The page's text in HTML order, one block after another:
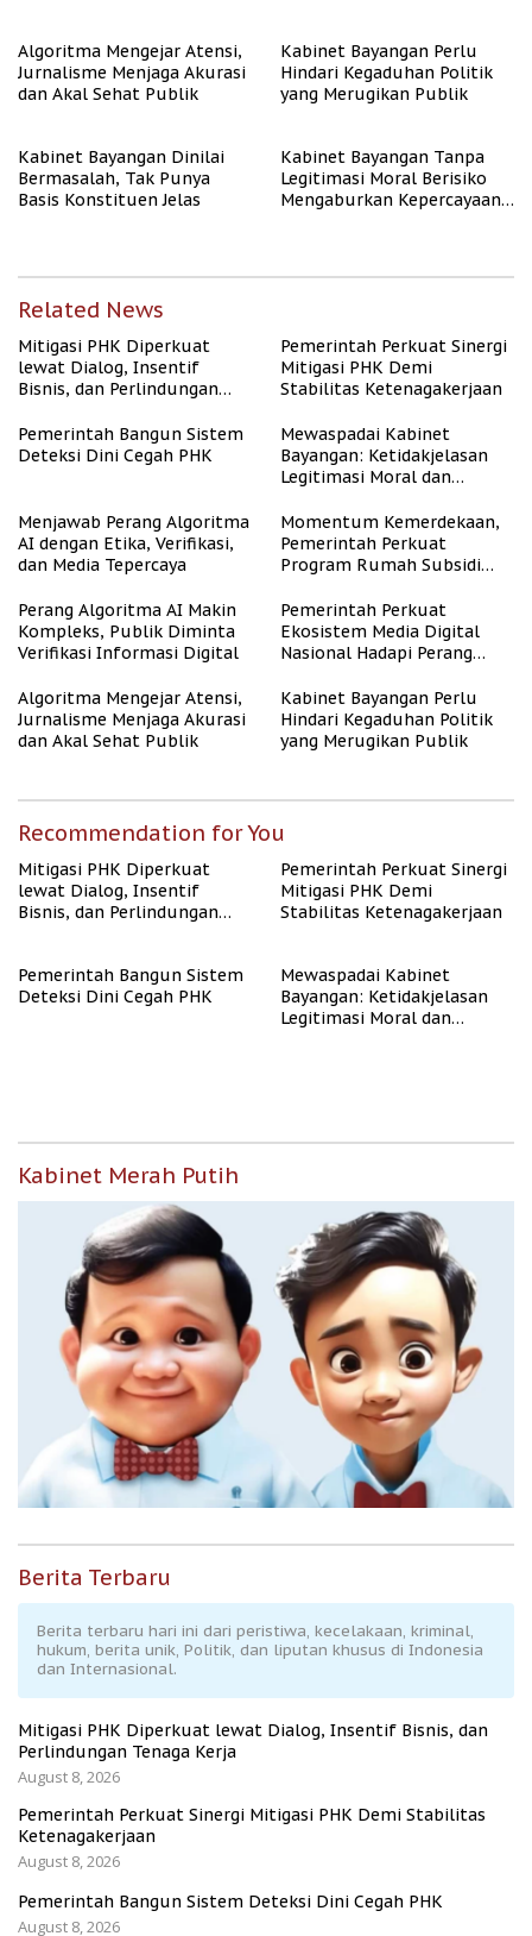
Algoritma Mengejar Atensi,
Jurnalisme Menjaga Akurasi
dan Akal Sehat Publik
Kabinet Bayangan Perlu
Hindari Kegaduhan Politik
yang Merugikan Publik
Kabinet Bayangan Dinilai
Bermasalah, Tak Punya
Basis Konstituen Jelas
Kabinet Bayangan Tanpa
Legitimasi Moral Berisiko
Mengaburkan Kepercayaan
Related News
Mitigasi PHK Diperkuat
lewat Dialog, Insentif
Bisnis, dan Perlindungan
Pemerintah Perkuat Sinergi
Mitigasi PHK Demi
Stabilitas Ketenagakerjaan
Pemerintah Bangun Sistem
Deteksi Dini Cegah PHK
Mewaspadai Kabinet
Bayangan: Ketidakjelasan
Legitimasi Moral dan
Menjawab Perang Algoritma
AI dengan Etika, Verifikasi,
dan Media Tepercaya
Momentum Kemerdekaan,
Pemerintah Perkuat
Program Rumah Subsidi
Berpenghasilan Rendah
Perang Algoritma AI Makin
Kompleks, Publik Diminta
Verifikasi Informasi Digital
Pemerintah Perkuat
Ekosistem Media Digital
Nasional Hadapi Perang
Algoritma Mengejar Atensi,
Jurnalisme Menjaga Akurasi
dan Akal Sehat Publik
Kabinet Bayangan Perlu
Hindari Kegaduhan Politik
yang Merugikan Publik
Recommendation for You
Mitigasi PHK Diperkuat
lewat Dialog, Insentif
Bisnis, dan Perlindungan
Pemerintah Perkuat Sinergi
Mitigasi PHK Demi
Stabilitas Ketenagakerjaan
Pemerintah Bangun Sistem
Deteksi Dini Cegah PHK
Mewaspadai Kabinet
Bayangan: Ketidakjelasan
Legitimasi Moral dan
Kabinet Merah Putih
Berita Terbaru
Berita terbaru hari ini dari peristiwa, kecelakaan, kriminal,
hukum, berita unik, Politik, dan liputan khusus di Indonesia
dan Internasional.
Mitigasi PHK Diperkuat lewat Dialog, Insentif Bisnis, dan
Perlindungan Tenaga Kerja
August 8, 2026
Pemerintah Perkuat Sinergi Mitigasi PHK Demi Stabilitas
Ketenagakerjaan
August 8, 2026
Pemerintah Bangun Sistem Deteksi Dini Cegah PHK
August 8, 2026